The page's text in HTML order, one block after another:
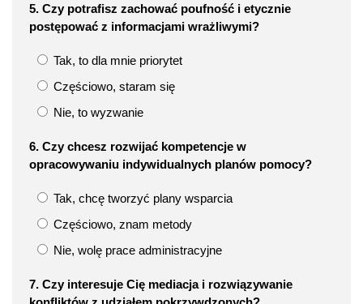
5. Czy potrafisz zachować poufność i etycznie
postępować z informacjami wrażliwymi?
Tak, to dla mnie priorytet
Częściowo, staram się
Nie, to wyzwanie
6. Czy chcesz rozwijać kompetencje w
opracowywaniu indywidualnych planów pomocy?
Tak, chcę tworzyć plany wsparcia
Częściowo, znam metody
Nie, wolę prace administracyjne
7. Czy interesuje Cię mediacja i rozwiązywanie